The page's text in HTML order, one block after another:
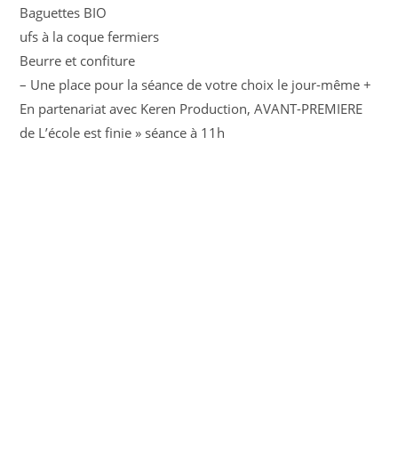
Baguettes BIO
ufs à la coque fermiers
Beurre et confiture
– Une place pour la séance de votre choix le jour-même +
En partenariat avec Keren Production, AVANT-PREMIERE
de L’école est finie » séance à 11h